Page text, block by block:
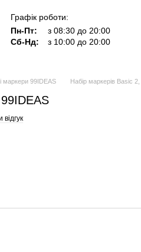
Графік роботи:
Пн-Пт:
з 08:30 до 20:00
Сб-Нд:
з 10:00 до 20:00
маркери 99IDEAS Набір маркерів Basic